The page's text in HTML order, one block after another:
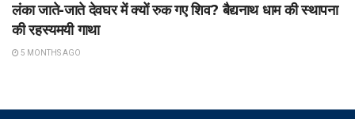
लंका जाते-जाते देवघर में क्यों रुक गए शिव? बैद्यनाथ धाम की स्थापना
की रहस्यमयी गाथा
5 MONTHS AGO